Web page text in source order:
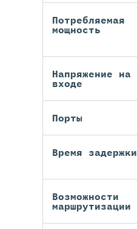
Потребляемая
мощность
Напряжение на
входе
Порты
Время задержки
Возможности
маршрутизации